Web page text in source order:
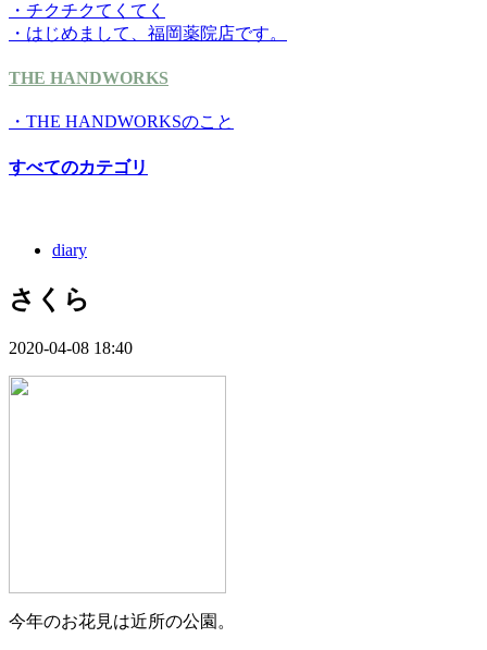
・チクチクてくてく
・はじめまして、福岡薬院店です。
THE HANDWORKS
・THE HANDWORKSのこと
すべてのカテゴリ
diary
さくら
2020-04-08 18:40
今年のお花見は近所の公園。